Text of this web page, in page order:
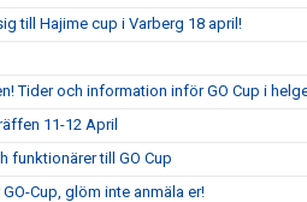
till Hajime cup i Varberg 18 april!
Tider och information inför GO Cup i
11-12 April
funktionärer till GO Cup
Cup, glöm inte anmäla er!